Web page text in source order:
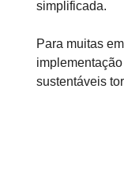
simplificada.
Para muitas
sustentáveis